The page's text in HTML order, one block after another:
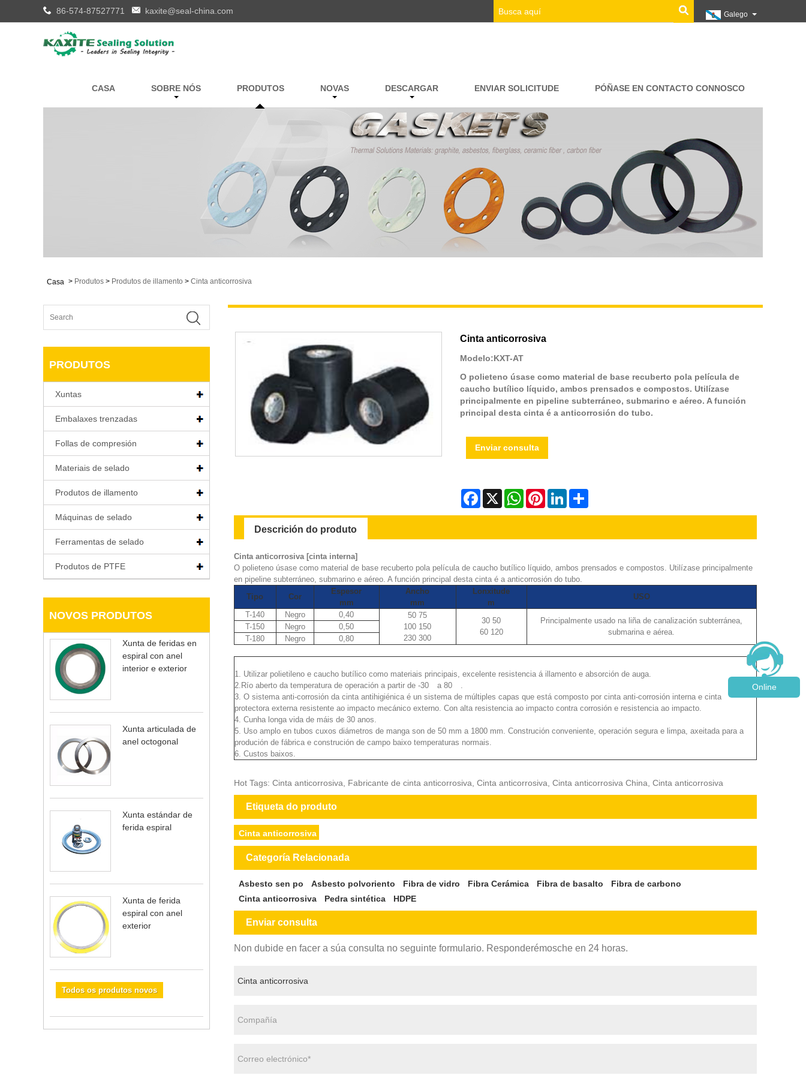
86-574-87527771 kaxite@seal-china.com Galego
CASA SOBRE NÓS PRODUTOS NOVAS DESCARGAR ENVIAR SOLICITUDE PÓÑASE EN CONTACTO CONNOSCO
Casa > Produtos > Produtos de illamento > Cinta anticorrosiva
PRODUTOS
Xuntas
Embalaxes trenzadas
Follas de compresión
Materiais de selado
Produtos de illamento
Máquinas de selado
Ferramentas de selado
Produtos de PTFE
NOVOS PRODUTOS
Xunta de feridas en
espiral con anel
interior e exterior
Xunta articulada de
anel octogonal
Xunta estándar de
ferida espiral
Xunta de ferida
espiral con anel
exterior
Todos os produtos novos
Cinta anticorrosiva
Modelo:KXT-AT
O polieteno úsase como material de base recuberto pola película de
caucho butílico líquido, ambos prensados ​​e compostos. Utilízase
principalmente en pipeline subterráneo, submarino e aéreo. A función
principal desta cinta é a anticorrosión do tubo.
Enviar consulta
Facebook
X WhatsAppPinterestLinkedInShare
Descrición do produto
Cinta anticorrosiva [cinta interna]
O polieteno úsase como material de base recuberto pola película de caucho butílico líquido, ambos prensados ​​e compostos. Utilízase principalmente
en pipeline subterráneo, submarino e aéreo. A función principal desta cinta é a anticorrosión do tubo.
Tipo
Cor
Espesor
mm
Ancho
mm
Lonxitude
m
USO
T-140
Negro 0,40
50 75
100 150
230 300
30 50
60 120
Principalmente usado na liña de canalización subterránea,
submarina e aérea.
T-150 Negro
0,50
T-180
Negro 0,80
1. Utilizar polietileno e caucho butílico como materiais principais, excelente resistencia á illamento e absorción de auga.
2.Río aberto da temperatura de operación a partir de -30
a 80
3. O sistema anti-corrosión da cinta antihigiénica é un sistema de múltiples capas que está composto por cinta anti-corrosión interna e cinta
protectora externa resistente ao impacto mecánico externo. Con alta resistencia ao impacto contra corrosión e resistencia ao impacto.
4. Cunha longa vida de máis de 30 anos.
5. Uso amplo en tubos cuxos diámetros de manga son de 50 mm a 1800 mm. Construción conveniente, operación segura e limpa, axeitada para a
produción de fábrica e construción de campo baixo temperaturas normais.
6. Custos baixos.
Hot Tags: Cinta anticorrosiva, Fabricante de cinta anticorrosiva, Cinta anticorrosiva, Cinta anticorrosiva China, Cinta anticorrosiva
Etiqueta do produto
Cinta anticorrosiva
Categoría Relacionada
Asbesto sen po Asbesto polvoriento Fibra de vidro Fibra Cerámica Fibra de basalto
Fibra de carbono
Cinta anticorrosiva
Pedra sintética HDPE
Enviar consulta
Non dubide en facer a súa consulta no seguinte formulario. Responderémosche en 24 horas.
Online